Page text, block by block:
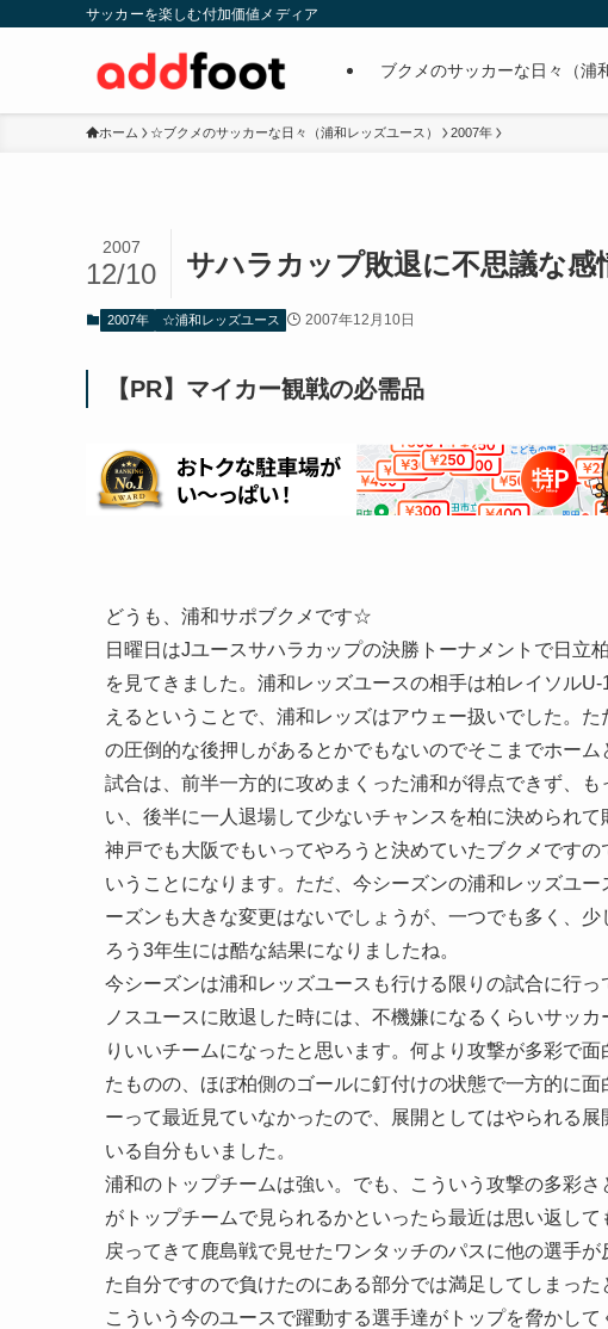
サッカーを楽しむ付加価値メディア
ブクメのサッカーな日々（浦
ホーム ☆ブクメのサッカーな日々（浦和レッズユース） 2007年
サハラカップ敗退に不思議な感
2007
12/10
2007年 ☆浦和レッズユース 2007年12月10日
【PR】マイカー観戦の必需品
どうも、浦和サポブクメです☆
日曜日はJユースサハラカップの決勝トーナメントで日立
を見てきました。浦和レッズユースの相手は柏レイソル
えるということで、浦和レッズはアウェー扱いでした。
の圧倒的な後押しがあるとかでもないのでそこまでホーム
試合は、前半一方的に攻めまくった浦和が得点できず、
い、後半に一人退場して少ないチャンスを柏に決められ
神戸でも大阪でもいってやろうと決めていたブクメです
いうことになります。ただ、今シーズンの浦和レッズユ
ーズンも大きな変更はないでしょうが、一つでも多く、
ろう3年生には酷な結果になりましたね。
今シーズンは浦和レッズユースも行ける限りの試合に行
ノスユースに敗退した時には、不機嫌になるくらいサッ
りいいチームになったと思います。何より攻撃が多彩で
たものの、ほぼ柏側のゴールに釘付けの状態で一方的に
ーって最近見ていなかったので、展開としてはやられる
いる自分もいました。
浦和のトップチームは強い。でも、こういう攻撃の多彩
がトップチームで見られるかといったら最近は思い返し
戻ってきて鹿島戦で見せたワンタッチのパスに他の選手
た自分ですので負けたのにある部分では満足してしまっ
こういう今のユースで躍動する選手達がトップを脅かし